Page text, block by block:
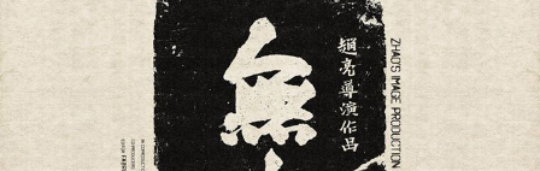
ÉVÉNEMENTS
SCOLAIRES
PRATIQUE
RÉSERVATION